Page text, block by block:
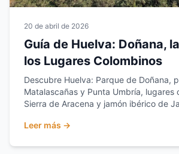
20 de abril de 2026
Guía de Huelva: Doñana,
los Lugares Colombinos
Descubre Huelva: Parque de Doñana,
Matalascañas y Punta Umbría, lugares
Sierra de Aracena y jamón ibérico de
Leer más →